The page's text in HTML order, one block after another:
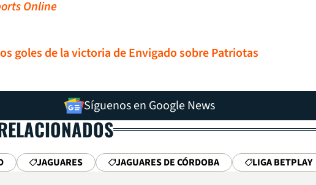
Online
goles de la victoria de Envigado sobre Patriotas
Síguenos en Google News
JAGUARES JAGUARES DE CÓRDOBA LIGA BETPLAY